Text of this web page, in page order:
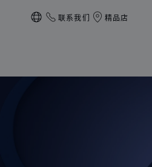
本地化（更改国家/地区）
联系我们 精品店